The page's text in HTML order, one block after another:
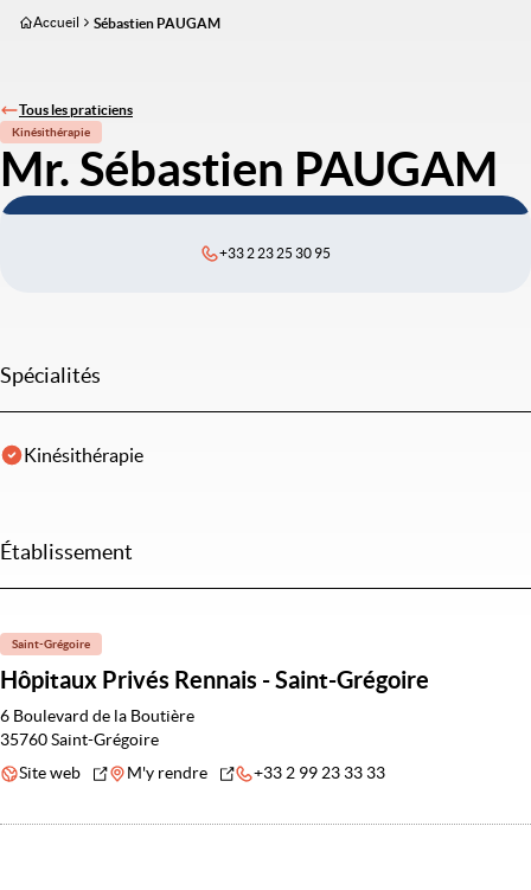
Aller
principal
Accueil Sébastien PAUGAM
Tous les praticiens
Kinésithérapie
Mr. Sébastien PAUGAM
+33 2 23 25 30 95
Spécialités
Kinésithérapie
Établissement
Saint-Grégoire
Hôpitaux Privés Rennais - Saint-Grégoire
6 Boulevard de la Boutière
35760 Saint-Grégoire
Site web
M'y rendre +33 2 99 23 33 33